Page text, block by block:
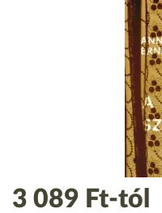
3 089 Ft-tól